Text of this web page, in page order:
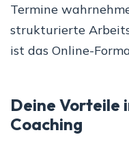
Termine
strukturierte
ist das Online-
Deine Vorteile
Coaching